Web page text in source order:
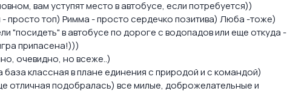
вам уступят место в автобусе, если потребуется))
- просто топ) Римма - просто сердечко позитива) Люба -тоже)
"посидеть" в автобусе по дороге с водопадов или еще откуда -
припасена!)))
очевидно, но всеже..)
классная в плане единения с природой и с командой)
отличная подобралась) все милые, доброжелательные и